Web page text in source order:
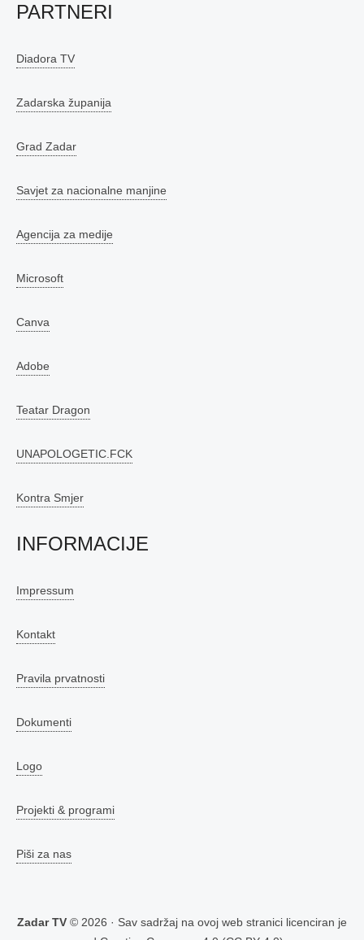
PARTNERI
Diadora TV
Zadarska županija
Grad Zadar
Savjet za nacionalne manjine
Agencija za medije
Microsoft
Canva
Adobe
Teatar Dragon
UNAPOLOGETIC.FCK
Kontra Smjer
INFORMACIJE
Impressum
Kontakt
Pravila prvatnosti
Dokumenti
Logo
Projekti & programi
Piši za nas
Zadar TV © 2026 · Sav sadržaj na ovoj web stranici licenciran je